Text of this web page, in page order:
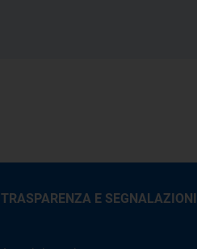
TRASPARENZA E SEGNALAZIONI